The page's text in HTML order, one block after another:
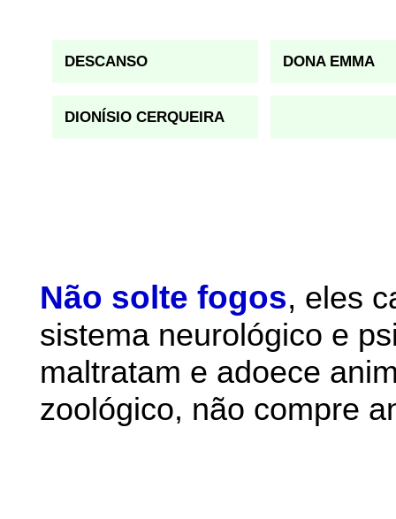
DESCANSO DONA EMMA
DIONÍSIO CERQUEIRA
Não solte fogos, eles
sistema neurológico e
maltratam e adoece
zoológico, não compre